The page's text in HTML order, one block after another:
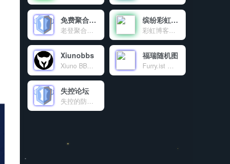
免费聚合登录
老登聚合登录是老登互联网科技有限公司旗下的社会化账号聚合登录系统，让网站的最终用户可以一站式选择使用包括微信、微博、QQ、百度等多种社会化帐号登录该站点。简化用户注册登录过程、改善用户浏览站点的体验、迅速提高网站注册量和用户数据量。有完善的开发文档与SDK，方便开发者快速接入。
缤纷彩虹天地
彩虹博客（blog.cccyun.cn）成立于年月日，搭建在新浪sae云计算平台。本站目前作为我的原创程序首发站，同时致力于互联网资源的共享，包括程序源码、各种教程、软件、影视、音乐、电子书、新闻等。对于一些比较不错的有价值的文章，本博客也会适当转载分享。
Xiunobbs
Xiuno BBS开源程序交流论坛，致力于为使用Xiuno开源程序的站长提供海量的Xiuno插件，Xiuno模板，Xiuno使用交流，精准地为各位站长朋友免费提供了大量的资源文件。本站为Xiuno程序爱好者，众位站长，粉丝朋友共同建设的公益性交流论坛。
福瑞随机图
Furry.ist 是一个有趣又高质量的兽装图片分享平台，通过简单的 API 调用，让开发者和爱好者轻松获取丰富的资源。分享，是乐趣；探索，是热爱。这里，趣味与创意交融，等你来发现！
失控论坛
失控的防御系统官方交流论坛。